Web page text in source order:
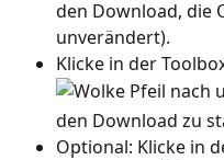
den Download, die
unverändert).
Klicke in der
den Download zu
Optional: Klicke in